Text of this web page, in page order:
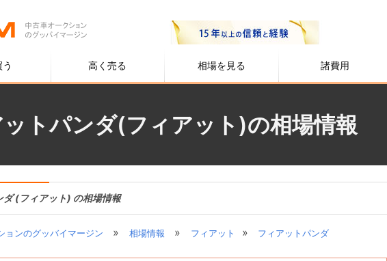
高く売る 相場を見る 諸費用
トパンダ(フィアット)の相場情報
ダ (フィアット) の相場情報
ョンのグッバイマージン » 相場情報 » フィアット » フィアットパンダ